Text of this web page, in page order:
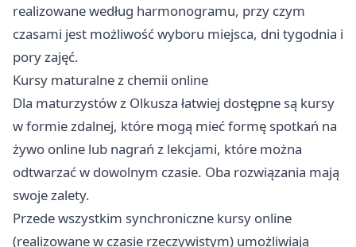
realizowane według harmonogramu, przy czym
czasami jest możliwość wyboru miejsca, dni tygodnia i
pory zajęć.
Kursy maturalne z chemii online
Dla maturzystów z Olkusza łatwiej dostępne są kursy
w formie zdalnej, które mogą mieć formę spotkań na
żywo online lub nagrań z lekcjami, które można
odtwarzać w dowolnym czasie. Oba rozwiązania mają
swoje zalety.
Przede wszystkim synchroniczne kursy online
(realizowane w czasie rzeczywistym) umożliwiają